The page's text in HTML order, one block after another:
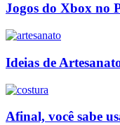
Jogos do Xbox no
Ideias de
Afinal, você sabe